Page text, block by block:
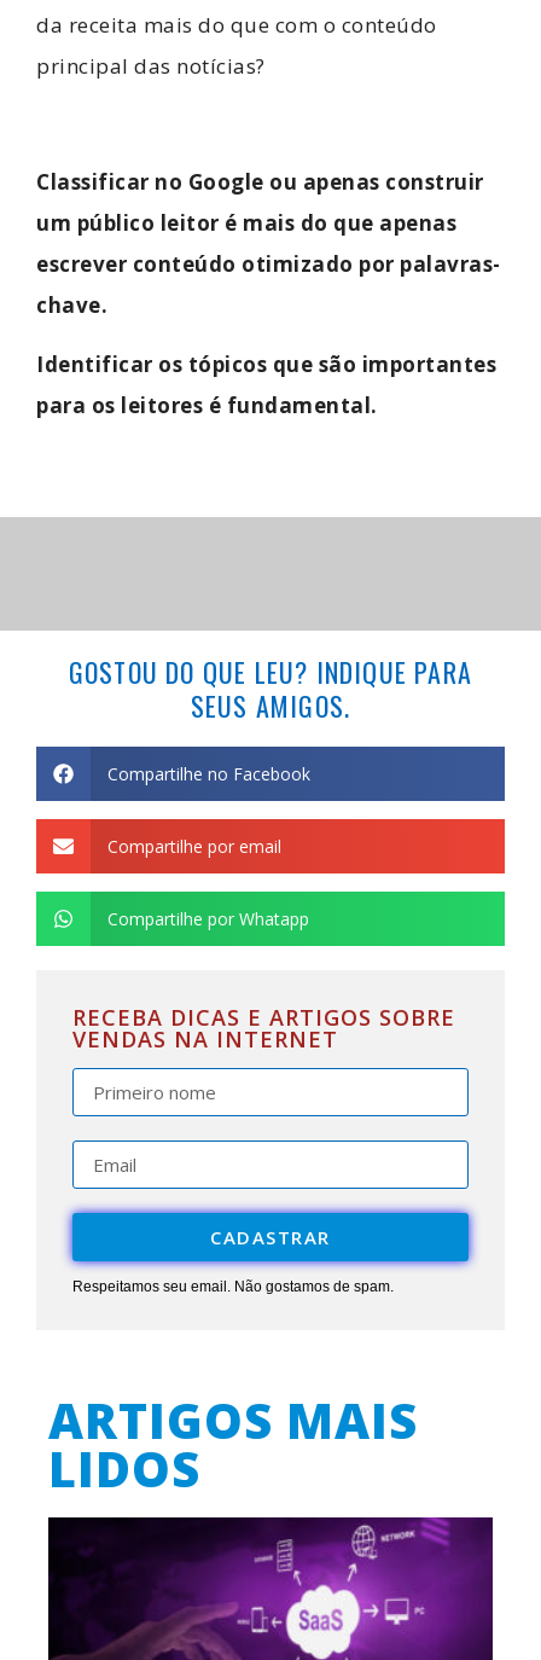
da receita mais do que com o conteúdo
principal das notícias?
Classificar no Google ou apenas construir
um público leitor é mais do que apenas
escrever conteúdo otimizado por palavras-
chave.
Identificar os tópicos que são importantes
para os leitores é fundamental.
GOSTOU DO QUE LEU? INDIQUE PARA
SEUS AMIGOS.
Compartilhe no Facebook
Compartilhe por email
Compartilhe por Whatapp
RECEBA DICAS E ARTIGOS SOBRE
VENDAS NA INTERNET
CADASTRAR
Respeitamos seu email. Não gostamos de spam.
ARTIGOS MAIS
LIDOS